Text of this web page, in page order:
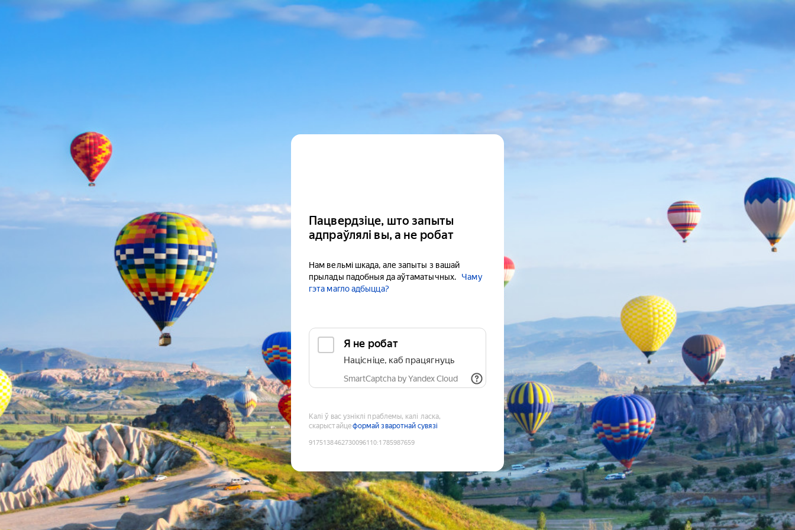
Пацвердзіце, што запыты
адпраўлялі вы, а не робат
Нам вельмі шкада, але запыты з вашай
прылады падобныя да аўтаматычных.
Чаму
гэта магло адбыцца?
Я не робат
Націсніце, каб працягнуць
SmartCaptcha by Yandex Cloud
Калі ў вас узніклі праблемы, калі ласка,
скарыстайцеформай зваротнай сувязі
9175138462730096110:1785987659